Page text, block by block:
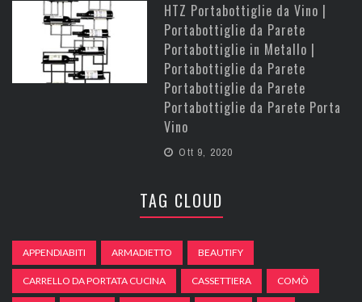
HTZ Portabottiglie da Vino |
Portabottiglie da Parete
Portabottiglie in Metallo |
Portabottiglie da Parete
Portabottiglie da Parete
Portabottiglie da Parete Porta
Vino
Ott 9, 2020
TAG CLOUD
APPENDIABITI ARMADIETTO BEAUTIFY
CARRELLO DA PORTATA CUCINA CASSETTIERA COMÒ